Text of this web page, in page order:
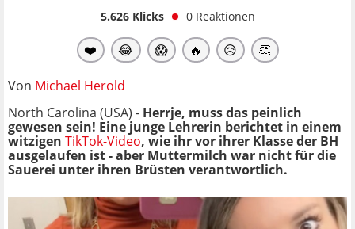
5.626Klicks 0 Reaktionen
❤️ 😂 😱 🔥 😥 👏
Von Michael Herold
North Carolina (USA) - Herrje, muss das peinlich
gewesen sein! Eine junge Lehrerin berichtet in einem
witzigen TikTok-Video, wie ihr vor ihrer Klasse der BH
ausgelaufen ist - aber Muttermilch war nicht für die
Sauerei unter ihren Brüsten verantwortlich.